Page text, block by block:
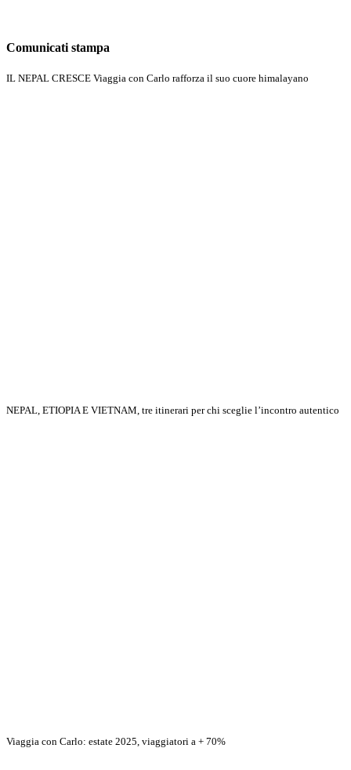
Comunicati stampa
IL NEPAL CRESCE Viaggia con Carlo rafforza il suo cuore himalayano
NEPAL, ETIOPIA E VIETNAM, tre itinerari per chi sceglie l’incontro autentico
Viaggia con Carlo: estate 2025, viaggiatori a + 70%